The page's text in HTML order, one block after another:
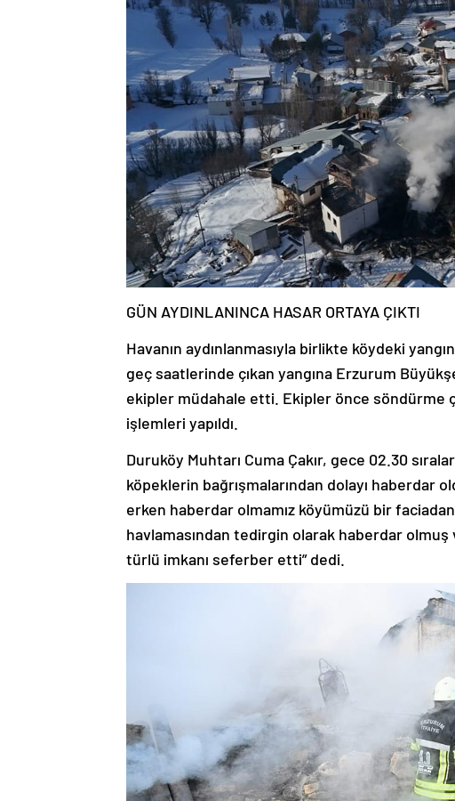
GÜN AYDINLANINCA HASAR ORTAYA ÇIKTI
Havanın aydınlanmasıyla birlikte köydeki
geç saatlerinde çıkan yangına Erzurum
ekipler müdahale etti. Ekipler önce söndürme
işlemleri yapıldı.
Duruköy Muhtarı Cuma Çakır, gece 02.30
köpeklerin bağrışmalarından dolayı haberdar
erken haberdar olmamız köyümüzü bir
havlamasından tedirgin olarak haberdar
türlü imkanı seferber etti” dedi.